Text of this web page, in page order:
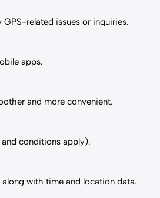
related issues or inquiries.
apps.
and more convenient.
conditions apply).
with time and location data.